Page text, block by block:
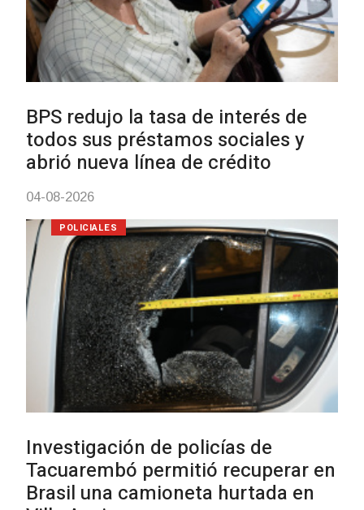
personas en situación de
discapacidad